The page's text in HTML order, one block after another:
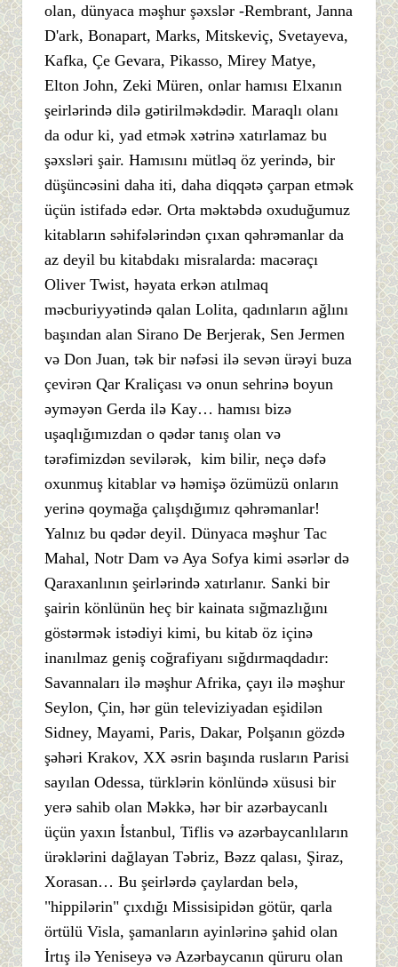
olan, dünyaca məşhur şəxslər -Rembrant, Janna
D'ark, Bonapart, Marks, Mitskeviç, Svetayeva,
Kafka, Çe Gevara, Pikasso, Mirey Matye,
Elton John, Zeki Müren, onlar hamısı Elxanın
şeirlərində dilə gətirilməkdədir. Maraqlı olanı
da odur ki, yad etmək xətrinə xatırlamaz bu
şəxsləri şair. Hamısını mütləq öz yerində, bir
düşüncəsini daha iti, daha diqqətə çarpan etmək
üçün istifadə edər. Orta məktəbdə oxuduğumuz
kitabların səhifələrindən çıxan qəhrəmanlar da
az deyil bu kitabdakı misralarda: macəraçı
Oliver Twist, həyata erkən atılmaq
məcburiyyətində qalan Lolita, qadınların ağlını
başından alan Sirano De Berjerak, Sen Jermen
və Don Juan, tək bir nəfəsi ilə sevən ürəyi buza
çevirən Qar Kraliçası və onun sehrinə boyun
əyməyən Gerda ilə Kay… hamısı bizə
uşaqlığımızdan o qədər tanış olan və
tərəfimizdən sevilərək, kim bilir, neçə dəfə
oxunmuş kitablar və həmişə özümüzü onların
yerinə qoymağa çalışdığımız qəhrəmanlar!
Yalnız bu qədər deyil. Dünyaca məşhur Tac
Mahal, Notr Dam və Aya Sofya kimi əsərlər də
Qaraxanlının şeirlərində xatırlanır. Sanki bir
şairin könlünün heç bir kainata sığmazlığını
göstərmək istədiyi kimi, bu kitab öz içinə
inanılmaz geniş coğrafiyanı sığdırmaqdadır:
Savannaları ilə məşhur Afrika, çayı ilə məşhur
Seylon, Çin, hər gün televiziyadan eşidilən
Sidney, Mayami, Paris, Dakar, Polşanın gözdə
şəhəri Krakov, XX əsrin başında rusların Parisi
sayılan Odessa, türklərin könlündə xüsusi bir
yerə sahib olan Məkkə, hər bir azərbaycanlı
üçün yaxın İstanbul, Tiflis və azərbaycanlıların
ürəklərini dağlayan Təbriz, Bəzz qalası, Şiraz,
Xorasan… Bu şeirlərdə çaylardan belə,
"hippilərin" çıxdığı Missisipidən götür, qarla
örtülü Visla, şamanların ayinlərinə şahid olan
İrtış ilə Yeniseyə və Azərbaycanın qüruru olan